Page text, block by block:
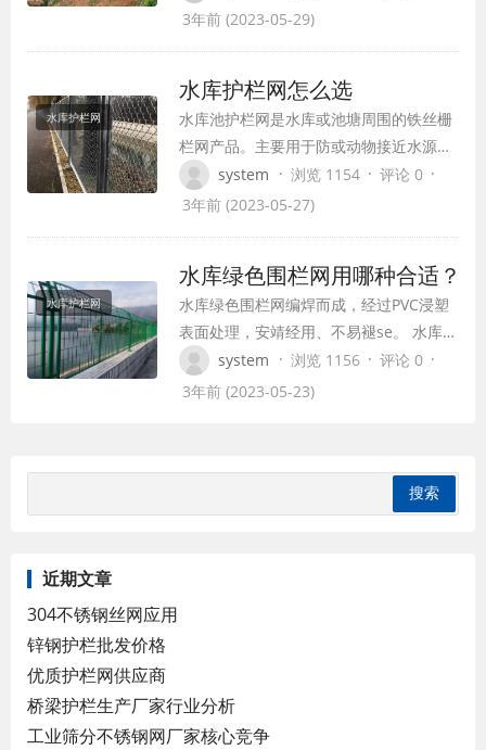
长远意义上保护了饮用水水质，减少污
施和保护水源无关的建设项目
3年前 (2023-05-29)
水库护栏网
水库护栏网怎么选
水库池护栏网是水库或池塘周围的铁丝栅
栏网产品。主要用于防或动物接近水源造
成的溺水事故和水源污染。从而保护水资
源免受污染。水库或池塘存在于各个村庄
防止此类事故的发生，水库护栏发挥了非
常重要的作用，就像公路护栏一样
system · 浏览 1154 · 评论 0 ·
3年前 (2023-05-27)
水库护栏网
水库绿色围栏网用哪种合适？
水库绿色围栏网编焊而成，经过PVC浸塑
表面处理，安靖经用、不易褪se。 水库绿
色围栏网是产用冷拔低碳钢丝,PVC丝成的
隔绝护栏网产品，用联接附件与钢管支柱
坡，圈地养殖，果园，铁路,高速公路的隔
system · 浏览 1156 · 评论 0 ·
3年前 (2023-05-23)
近期文章
304不锈钢丝网应用
锌钢护栏批发价格
优质护栏网供应商
桥梁护栏生产厂家行业分析
工业筛分不锈钢网厂家核心竞争